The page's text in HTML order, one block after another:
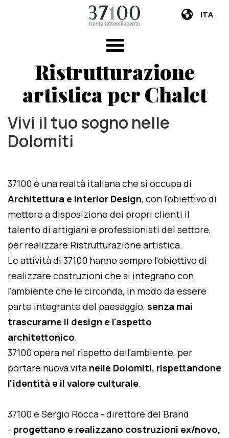
ITA
Ristrutturazione
artistica per Chalet
Vivi il tuo sogno nelle
Dolomiti
37100 è una realtà italiana che si occupa di
Architettura e Interior Design, con l'obiettivo di
mettere a disposizione dei propri clienti il
talento di artigiani e professionisti del settore,
per realizzare Ristrutturazione artistica.
Le attività di 37100 hanno sempre l'obiettivo di
realizzare costruzioni che si integrano con
l'ambiente che le circonda, in modo da essere
parte integrante del paesaggio, senza mai
trascurarne il design e l'aspetto
architettonico.
37100 opera nel rispetto dell'ambiente, per
portare nuova vita nelle Dolomiti, rispettandone
l'identità e il valore culturale.
37100 e Sergio Rocca - direttore del Brand
- progettano e realizzano costruzioni ex/novo,